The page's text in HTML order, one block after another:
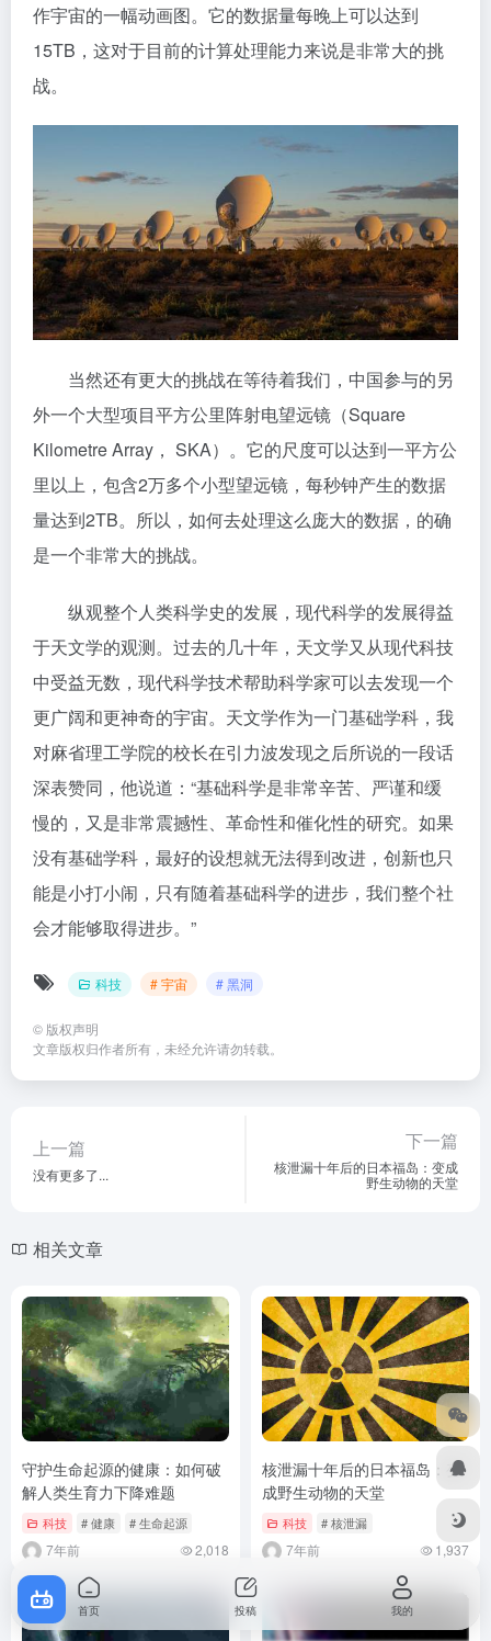
作宇宙的一幅动画图。它的数据量每晚上可以达到
15TB，这对于目前的计算处理能力来说是非常大的挑
战。
当然还有更大的挑战在等待着我们，中国参与的另
外一个大型项目平方公里阵射电望远镜（Square
Kilometre Array， SKA）。它的尺度可以达到一平方公
里以上，包含2万多个小型望远镜，每秒钟产生的数据
量达到2TB。所以，如何去处理这么庞大的数据，的确
是一个非常大的挑战。
纵观整个人类科学史的发展，现代科学的发展得益
于天文学的观测。过去的几十年，天文学又从现代科技
中受益无数，现代科学技术帮助科学家可以去发现一个
更广阔和更神奇的宇宙。天文学作为一门基础学科，我
对麻省理工学院的校长在引力波发现之后所说的一段话
深表赞同，他说道：“基础科学是非常辛苦、严谨和缓
慢的，又是非常震撼性、革命性和催化性的研究。如果
没有基础学科，最好的设想就无法得到改进，创新也只
能是小打小闹，只有随着基础科学的进步，我们整个社
会才能够取得进步。”
科技 # 宇宙 # 黑洞
© 版权声明
文章版权归作者所有，未经允许请勿转载。
上一篇
没有更多了...
下一篇
核泄漏十年后的日本福岛：变成
野生动物的天堂
相关文章
守护生命起源的健康：如何破
解人类生育力下降难题
科技 # 健康 # 生命起源
7年前 2,018
核泄漏十年后的日本福岛：变
成野生动物的天堂
科技 # 核泄漏
7年前 1,937
首页 投稿 我的